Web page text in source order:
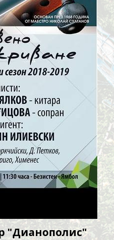
"Дианополис"